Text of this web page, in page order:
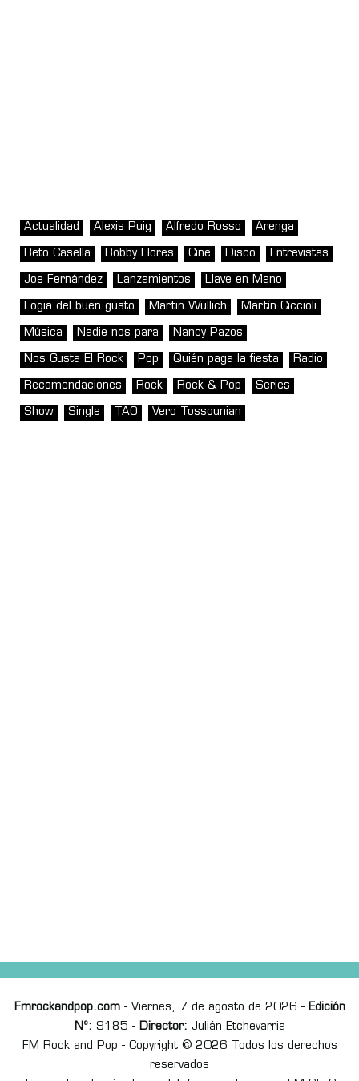
Actualidad Alexis Puig Alfredo Rosso Arenga
Beto Casella Bobby Flores Cine Disco Entrevistas
Joe Fernández Lanzamientos Llave en Mano
Logia del buen gusto Martin Wullich Martín Ciccioli
Música Nadie nos para Nancy Pazos
Nos Gusta El Rock Pop Quién paga la fiesta Radio
Recomendaciones Rock Rock & Pop Series
Show Single TAO Vero Tossounian
Fmrockandpop.com- Viernes, 7 de agosto de 2026 - Edición
Nº: 9185 - Director: Julián Etchevarria
FM Rock and Pop - Copyright © 2026 Todos los derechos
reservados